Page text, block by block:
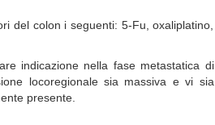
del colon i seguenti: 5-Fu, oxaliplatino,
indicazione nella fase metastatica di
locoregionale sia massiva e vi sia
presente.